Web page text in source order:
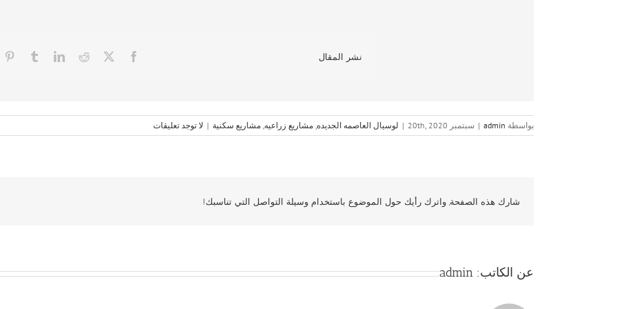
نشر المقال
بواسطة admin
| سبتمبر 20th, 2020 | لوسيال العاصمه الجديده, مشاريع زراعيه, مشاريع سكنية | لا توجد تعليقات
شارك هذه الصفحة, واترك رأيك حول الموضوع باستخدام وسيلة التواصل التي تناسبك!
عن الكاتب: admin